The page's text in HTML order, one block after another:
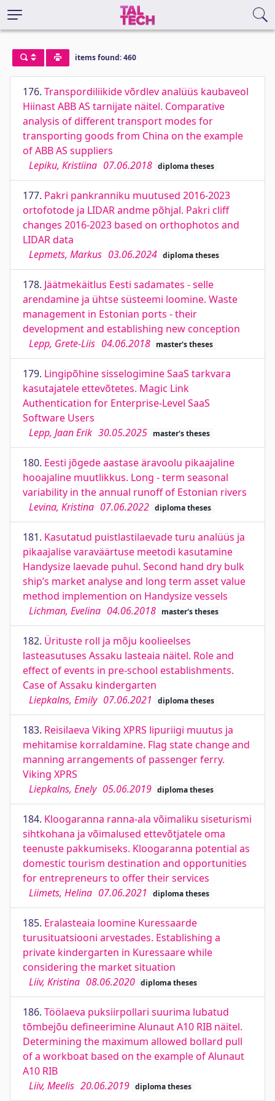
items found: 460
176. Transpordiliikide võrdlev analüüs kaubaveol
Hiinast ABB AS tarnijate näitel. Comparative
analysis of different transport modes for
transporting goods from China on the example
of ABB AS suppliers
Lepiku, Kristiina 07.06.2018 diploma theses
177. Pakri pankranniku muutused 2016-2023
ortofotode ja LIDAR andme põhjal. Pakri cliff
changes 2016-2023 based on orthophotos and
LIDAR data
Lepmets, Markus 03.06.2024 diploma theses
178. Jäätmekäitlus Eesti sadamates - selle
arendamine ja ühtse süsteemi loomine. Waste
management in Estonian ports - their
development and establishing new conception
Lepp, Grete-Liis 04.06.2018 master's theses
179. Lingipõhine sisselogimine SaaS tarkvara
kasutajatele ettevõtetes. Magic Link
Authentication for Enterprise-Level SaaS
Software Users
Lepp, Jaan Erik 30.05.2025 master's theses
180. Eesti jõgede aastase äravoolu pikaajaline
hooajaline muutlikkus. Long - term seasonal
variability in the annual runoff of Estonian rivers
Levina, Kristina 07.06.2022 diploma theses
181. Kasutatud puistlastilaevade turu analüüs ja
pikaajalise varaväärtuse meetodi kasutamine
Handysize laevade puhul. Second hand dry bulk
ship’s market analyse and long term asset value
method implemention on Handysize vessels
Lichman, Evelina 04.06.2018 master's theses
182. Ürituste roll ja mõju koolieelses
lasteasutuses Assaku lasteaia näitel. Role and
effect of events in pre-school establishments.
Case of Assaku kindergarten
Liepkalns, Emily 07.06.2021 diploma theses
183. Reisilaeva Viking XPRS lipuriigi muutus ja
mehitamise korraldamine. Flag state change and
manning arrangements of passenger ferry.
Viking XPRS
Liepkalns, Enely 05.06.2019 diploma theses
184. Kloogaranna ranna-ala võimaliku siseturismi
sihtkohana ja võimalused ettevõtjatele oma
teenuste pakkumiseks. Kloogaranna potential as
domestic tourism destination and opportunities
for entrepreneurs to offer their services
Liimets, Helina 07.06.2021 diploma theses
185. Eralasteaia loomine Kuressaarde
turusituatsiooni arvestades. Establishing a
private kindergarten in Kuressaare while
considering the market situation
Liiv, Kristina 08.06.2020 diploma theses
186. Töölaeva puksiirpollari suurima lubatud
tõmbejõu defineerimine Alunaut A10 RIB näitel.
Determining the maximum allowed bollard pull
of a workboat based on the example of Alunaut
A10 RIB
Liiv, Meelis 20.06.2019 diploma theses